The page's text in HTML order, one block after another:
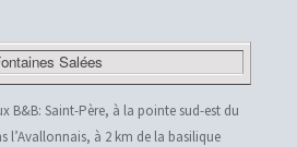
B&B: Saint-Père, à la pointe sud-est du
l’Avallonnais, à 2 km de la basilique